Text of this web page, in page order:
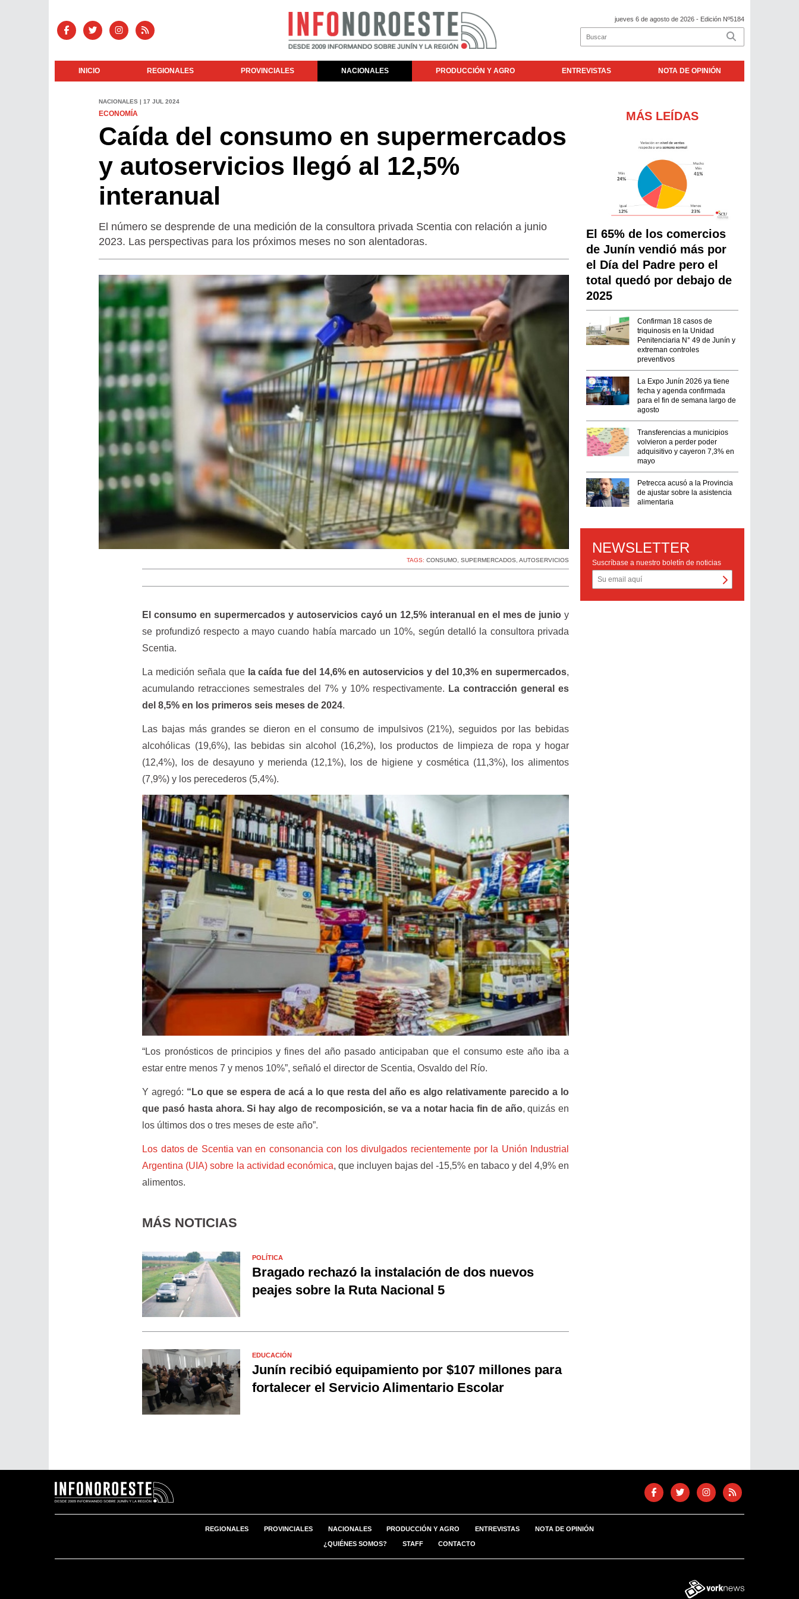
jueves 6 de agosto de 2026 - Edición Nº5184
INICIO REGIONALES PROVINCIALES NACIONALES PRODUCCIÓN Y AGRO ENTREVISTAS NOTA DE OPINIÓN
NACIONALES | 17 JUL 2024
ECONOMÍA
Caída del consumo en supermercados
y autoservicios llegó al 12,5%
interanual
El número se desprende de una medición de la consultora privada Scentia con relación a junio
2023. Las perspectivas para los próximos meses no son alentadoras.
TAGS:CONSUMO ,SUPERMERCADOS ,AUTOSERVICIOS
El consumo en supermercados y autoservicios cayó un 12,5% interanual en el mes de junio y
se profundizó respecto a mayo cuando había marcado un 10%, según detalló la consultora privada
Scentia.
La medición señala que la caída fue del 14,6% en autoservicios y del 10,3% en supermercados,
acumulando retracciones semestrales del 7% y 10% respectivamente. La contracción general es
del 8,5% en los primeros seis meses de 2024.
Las bajas más grandes se dieron en el consumo de impulsivos (21%), seguidos por las bebidas
alcohólicas (19,6%), las bebidas sin alcohol (16,2%), los productos de limpieza de ropa y hogar
(12,4%), los de desayuno y merienda (12,1%), los de higiene y cosmética (11,3%), los alimentos
(7,9%) y los perecederos (5,4%).
“Los pronósticos de principios y fines del año pasado anticipaban que el consumo este año iba a
estar entre menos 7 y menos 10%”, señaló el director de Scentia, Osvaldo del Río.
Y agregó: “Lo que se espera de acá a lo que resta del año es algo relativamente parecido a lo
que pasó hasta ahora. Si hay algo de recomposición, se va a notar hacia fin de año, quizás en
los últimos dos o tres meses de este año”.
Los datos de Scentia van en consonancia con los divulgados recientemente por la Unión Industrial
Argentina (UIA) sobre la actividad económica, que incluyen bajas del -15,5% en tabaco y del 4,9% en
alimentos.
MÁS NOTICIAS
POLÍTICA
Bragado rechazó la instalación de dos nuevos
peajes sobre la Ruta Nacional 5
EDUCACIÓN
Junín recibió equipamiento por $107 millones para
fortalecer el Servicio Alimentario Escolar
MÁS LEÍDAS
El 65% de los comercios
de Junín vendió más por
el Día del Padre pero el
total quedó por debajo de
2025
Confirman 18 casos de
triquinosis en la Unidad
Penitenciaria N° 49 de Junín y
extreman controles
preventivos
La Expo Junín 2026 ya tiene
fecha y agenda confirmada
para el fin de semana largo de
agosto
Transferencias a municipios
volvieron a perder poder
adquisitivo y cayeron 7,3% en
mayo
Petrecca acusó a la Provincia
de ajustar sobre la asistencia
alimentaria
NEWSLETTER
Suscríbase a nuestro boletín de noticias
REGIONALES PROVINCIALES NACIONALES PRODUCCIÓN Y AGRO ENTREVISTAS NOTA DE OPINIÓN
¿QUIÉNES SOMOS? STAFF CONTACTO